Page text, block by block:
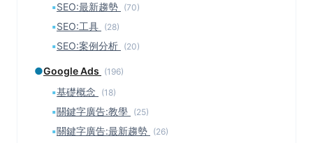
▪SEO:最新趨勢 (70)
▪SEO:工具 (28)
▪SEO:案例分析 (20)
●Google Ads (196)
▪基礎概念 (18)
▪關鍵字廣告:教學 (25)
▪關鍵字廣告:最新趨勢 (26)